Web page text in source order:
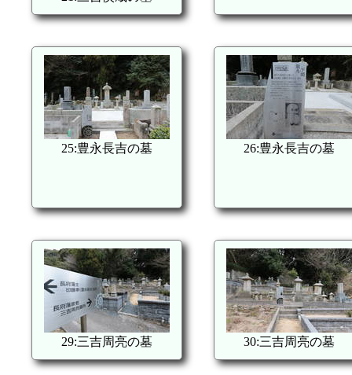
25:豊永長吉の墓 26:豊永長吉の墓
29:三吉周亮の墓 30:三吉周亮の墓